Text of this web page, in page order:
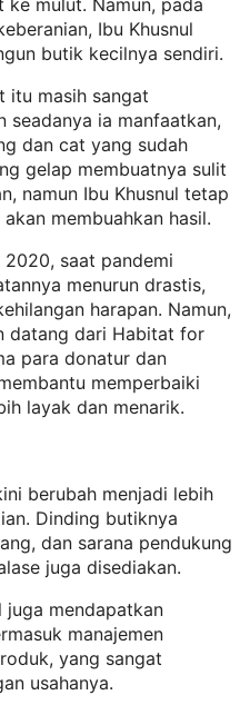
ke mulut. Namun, pada
Ibu Khusnul
butik kecilnya sendiri.
itu masih sangat
seadanya ia manfaatkan,
dan cat yang sudah
gelap membuatnya sulit
namun Ibu Khusnul tetap
membuahkan hasil.
saat pandemi
menurun drastis,
harapan. Namun,
datang dari Habitat for
para donatur dan
memperbaiki
layak dan menarik.
berubah menjadi lebih
Dinding butiknya
dan sarana pendukung
juga disediakan.
juga mendapatkan
manajemen
yang sangat
usahanya.